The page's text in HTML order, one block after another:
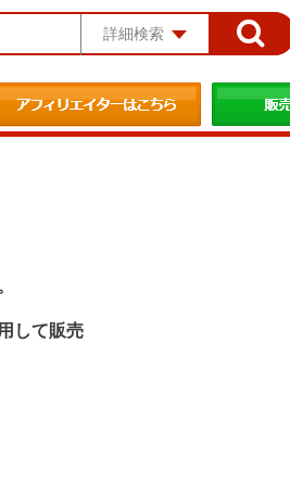
詳細検索
して販売